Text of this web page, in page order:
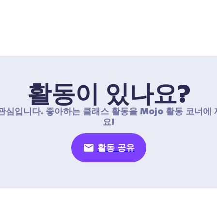
활동이 있나요?
심입니다. 좋아하는 클래스 활동을 Mojo 활동 코너에
요!
활동 공유